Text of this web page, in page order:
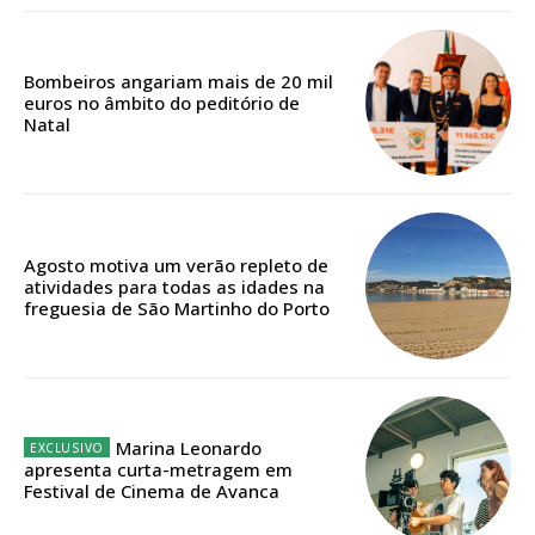
Edição em papel entregue à Quinta-feira em sua
casa
Escolha o plano
ASSINATURA
DIGITAL ANUAL
16
Bombeiros angariam mais de 20 mil
euros no âmbito do peditório de
Natal
Agosto motiva um verão repleto de
atividades para todas as idades na
freguesia de São Martinho do Porto
Marina Leonardo
apresenta curta-metragem em
Festival de Cinema de Avanca